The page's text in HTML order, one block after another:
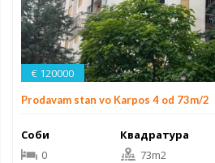
€ 120000
Prodavam stan vo Karpos 4 od 73m/2
Соби
0
Квадратура
73m2